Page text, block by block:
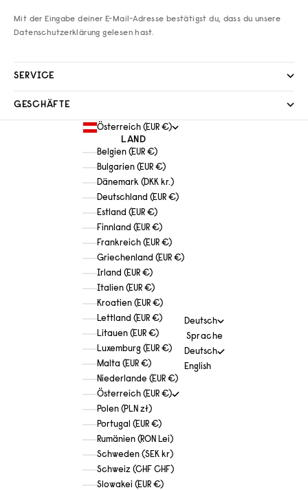
Mit der Eingabe deiner E-Mail-Adresse bestätigst du, dass du unsere
Datenschutzerklärung gelesen hast.
SERVICE
GESCHÄFTE
Österreich (EUR €)
LAND
Belgien (EUR €)
Bulgarien (EUR €)
Dänemark (DKK kr.)
Deutschland (EUR €)
Estland (EUR €)
Finnland (EUR €)
Frankreich (EUR €)
Griechenland (EUR €)
Irland (EUR €)
Italien (EUR €)
Kroatien (EUR €)
Lettland (EUR €)
Litauen (EUR €)
Luxemburg (EUR €)
Malta (EUR €)
Niederlande (EUR €)
Österreich (EUR €)
Polen (PLN zł)
Portugal (EUR €)
Rumänien (RON Lei)
Schweden (SEK kr)
Schweiz (CHF CHF)
Slowakei (EUR €)
Deutsch
Sprache
Deutsch
English